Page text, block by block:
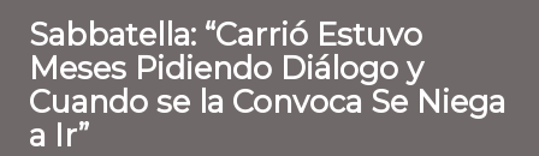
Sabbatella: “Carrió Estuvo
Meses Pidiendo Diálogo y
Cuando se la Convoca Se Niega
a Ir”